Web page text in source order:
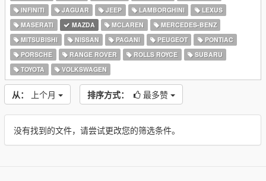
INFINITI
JAGUAR JEEP LAMBORGHINI
LEXUS
MASERATI
MAZDA MCLAREN
MERCEDES-BENZ
MITSUBISHI
NISSAN PAGANI PEUGEOT
PONTIAC
PORSCHE
RANGE ROVER ROLLS ROYCE
SUBARU
TOYOTA
VOLKSWAGEN
从： 上个月 排序方式： 最多赞
没有找到的文件，请尝试更改您的筛选条件。